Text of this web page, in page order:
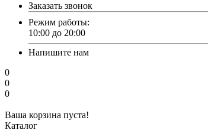
Заказать звонок
Режим работы:
10:00 до 20:00
Напишите нам
0
0
0
Ваша корзина пуста!
Каталог